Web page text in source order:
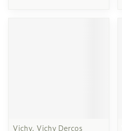
Vichy, Vichy Dercos